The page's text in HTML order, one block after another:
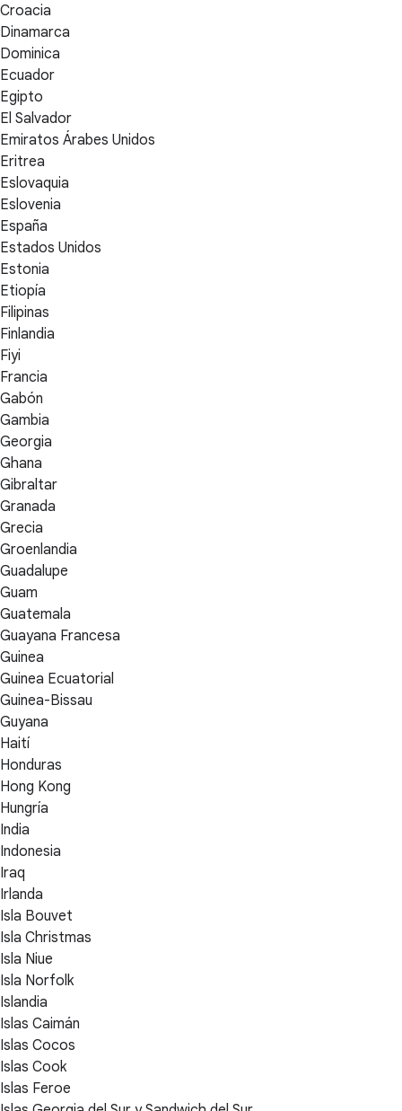
Croacia
Dinamarca
Dominica
Ecuador
Egipto
El Salvador
Emiratos Árabes Unidos
Eritrea
Eslovaquia
Eslovenia
España
Estados Unidos
Estonia
Etiopía
Filipinas
Finlandia
Fiyi
Francia
Gabón
Gambia
Georgia
Ghana
Gibraltar
Granada
Grecia
Groenlandia
Guadalupe
Guam
Guatemala
Guayana Francesa
Guinea
Guinea Ecuatorial
Guinea-Bissau
Guyana
Haití
Honduras
Hong Kong
Hungría
India
Indonesia
Iraq
Irlanda
Isla Bouvet
Isla Christmas
Isla Niue
Isla Norfolk
Islandia
Islas Caimán
Islas Cocos
Islas Cook
Islas Feroe